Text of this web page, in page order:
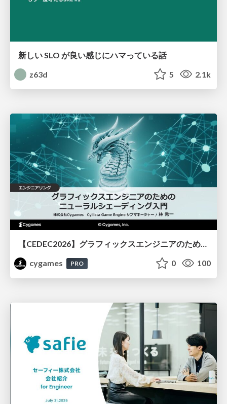
新しい SLO が良い感じにハマっている話
z63d
5 2.1k
【CEDEC2026】グラフィックスエンジニアのためのニューラルシェーディング入門
cygames
PRO 0 100